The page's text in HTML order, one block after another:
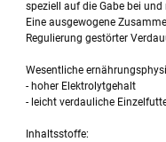
speziell auf die Gabe bei
Eine ausgewogene
Regulierung gestörter
Wesentliche
- hoher Elektrolytgehalt
- leicht verdauliche
Inhaltsstoffe: